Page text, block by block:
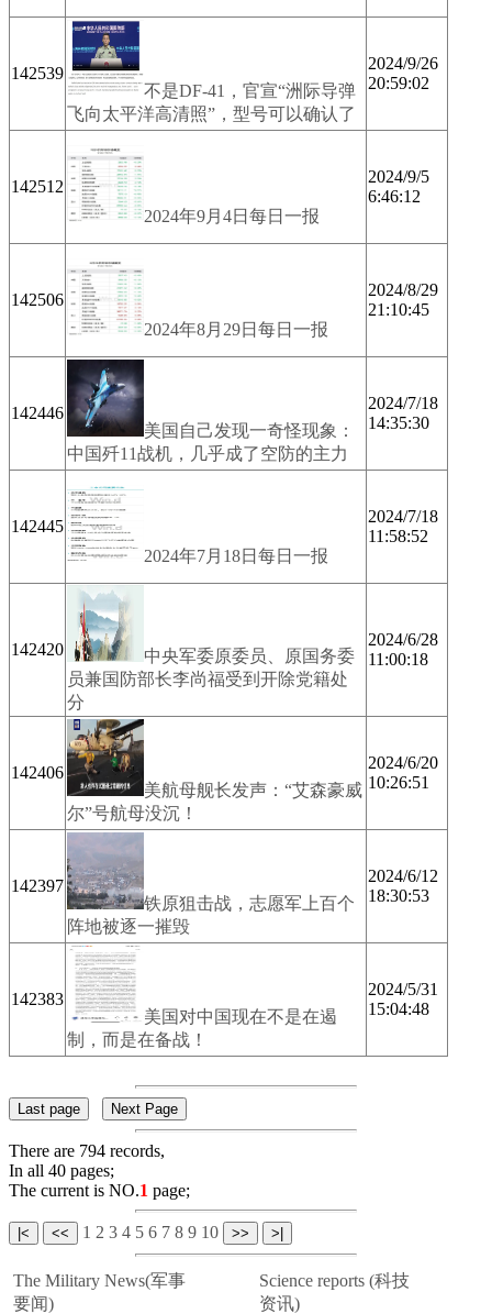
142539
不是DF-41，官宣“洲际导弹
飞向太平洋高清照”，型号可以确认了
2024/9/26
20:59:02
142512
2024年9月4日每日一报
2024/9/5
6:46:12
142506
2024年8月29日每日一报
2024/8/29
21:10:45
142446
美国自己发现一奇怪现象：
中国歼11战机，几乎成了空防的主力
2024/7/18
14:35:30
142445
2024年7月18日每日一报
2024/7/18
11:58:52
142420
中央军委原委员、原国务委
员兼国防部长李尚福受到开除党籍处
分
2024/6/28
11:00:18
142406
美航母舰长发声：“艾森豪威
尔”号航母没沉！
2024/6/20
10:26:51
142397
铁原狙击战，志愿军上百个
阵地被逐一摧毁
2024/6/12
18:30:53
142383
美国对中国现在不是在遏
制，而是在备战！
2024/5/31
15:04:48
There are 794 records,
In all 40 pages;
The current is NO.1 page;
1 2 3 4 5 6 7 8 9 10
The Military News(军事
要闻)
Science reports (科技
资讯)